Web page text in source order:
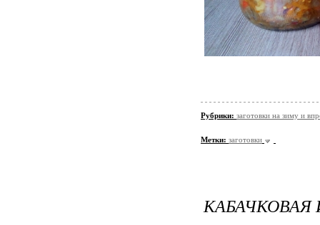
Рубрики: заготовки на зиму и
Метки: заготовки
КАБАЧКОВАЯ